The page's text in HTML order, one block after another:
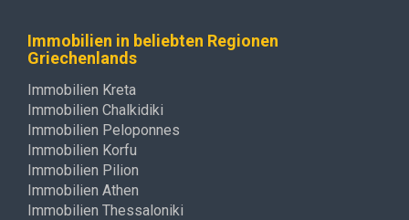
Immobilien in beliebten Regionen
Griechenlands
Immobilien Kreta
Immobilien Chalkidiki
Immobilien Peloponnes
Immobilien Korfu
Immobilien Pilion
Immobilien Athen
Immobilien Thessaloniki